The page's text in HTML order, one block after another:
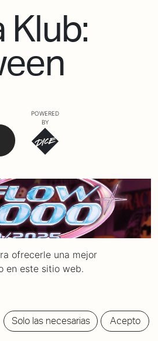
Klub:
POWERED
BY
ofrecerle una mejor
en este sitio web.
Solo las necesarias Acepto